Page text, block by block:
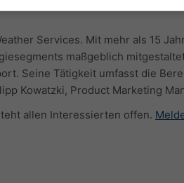
Services. Mit mehr als 15
maßgeblich
Seine Tätigkeit umfasst die
Kowatzki, Product Marketing
allen Interessierten offen.